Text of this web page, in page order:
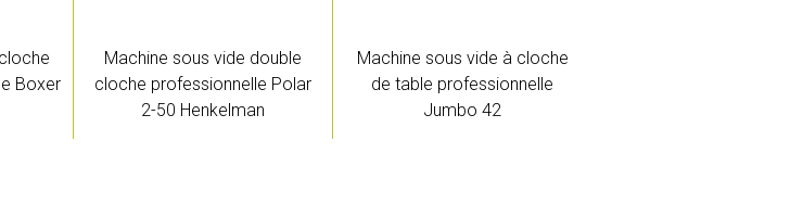
Boxer
Machine sous vide double
cloche professionnelle Polar
2-50 Henkelman
Machine sous vide à cloche
de table professionnelle
Jumbo 42